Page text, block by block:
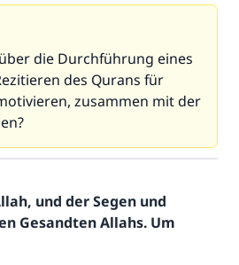
die Durchführung eines
des Qurans für
zusammen mit der
und der Segen und
Gesandten Allahs. Um